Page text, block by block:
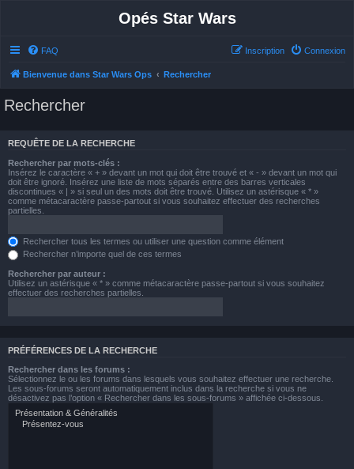
Opés Star Wars
FAQ Connexion
Inscription
Bienvenue dans Star Wars Ops Rechercher
Rechercher
REQUÊTE DE LA RECHERCHE
Rechercher par mots-clés :
Insérez le caractère « + » devant un mot qui doit être trouvé et « - » devant un mot qui
doit être ignoré. Insérez une liste de mots séparés entre des barres verticales
discontinues « | » si seul un des mots doit être trouvé. Utilisez un astérisque « * »
comme métacaractère passe-partout si vous souhaitez effectuer des recherches
partielles.
Rechercher tous les termes ou utiliser une question comme élément
Rechercher n’importe quel de ces termes
Rechercher par auteur :
Utilisez un astérisque « * » comme métacaractère passe-partout si vous souhaitez
effectuer des recherches partielles.
PRÉFÉRENCES DE LA RECHERCHE
Rechercher dans les forums :
Sélectionnez le ou les forums dans lesquels vous souhaitez effectuer une recherche.
Les sous-forums seront automatiquement inclus dans la recherche si vous ne
désactivez pas l’option « Rechercher dans les sous-forums » affichée ci-dessous.